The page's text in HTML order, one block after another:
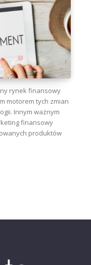
rynek finansowy
motorem tych zmian
Innym ważnym
finansowy
produktów